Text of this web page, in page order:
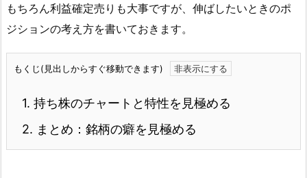
もちろん利益確定売りも大事ですが、伸ばしたいときのポ
ジションの考え方を書いておきます。
もくじ(見出しからすぐ移動できます)
1. 持ち株のチャートと特性を見極める
2. まとめ：銘柄の癖を見極める